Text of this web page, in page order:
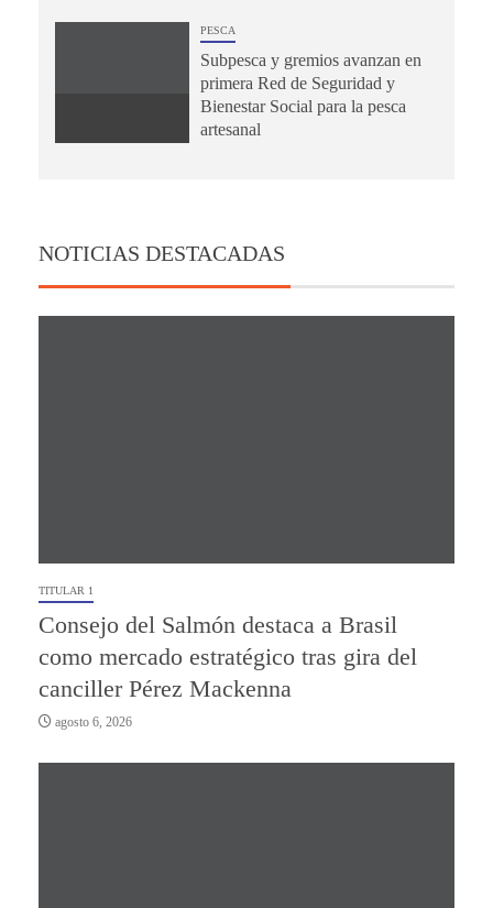
PESCA
Subpesca y gremios avanzan en
primera Red de Seguridad y
Bienestar Social para la pesca
artesanal
NOTICIAS DESTACADAS
TITULAR 1
Consejo del Salmón destaca a Brasil
como mercado estratégico tras gira del
canciller Pérez Mackenna
agosto 6, 2026